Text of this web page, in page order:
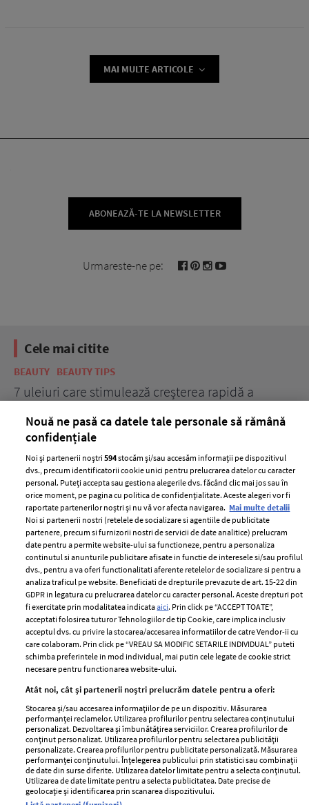
MAI MULTE ARTICOLE
ABONEAZĂ-TE LA NEWSLETTER
Urmareste-ne pe:
Cele mai citite
BEAUTY BEAUTY TIPS
7 uleiuri care stimulează creșterea rapidă a
ELLE Style Awards
2024
Despre ELLE
Romania
Contact
Abonamente
Termeni si conditii
Politica de
confidențialitate
Politica de cookies
Publicitate
GSP
Unica
Baby
Retete
femei
Viva
Avantaje
Retete practice
Pariază responsabil! Decizia ONJN nr. 821/25.09.2025.
Nouă ne pasă ca datele tale personale să rămână
confidențiale
Noi și partenerii noștri594stocăm și/sau accesăm informații pe dispozitivul
dvs., precum identificatorii cookie unici pentru prelucrarea datelor cu caracter
personal. Puteți accepta sau gestiona alegerile dvs. făcând clic mai jos sau în
orice moment, pe pagina cu politica de confidențialitate. Aceste alegeri vor fi
raportate partenerilor noștri și nu vă vor afecta navigarea. Mai multe detalii
Noi si partenerii nostri (retelele de socializare si agentiile de publicitate
partenere, precum si furnizorii nostri de servicii de date analitice) prelucram
date pentru a permite website-ului sa functioneze, pentru a personaliza
continutul si anunturile publicitare afisate in functie de interesele si/sau profilul
dvs., pentru a va oferi functionalitati aferente retelelor de socializare si pentru a
analiza traficul pe website. Beneficiati de drepturile prevazute de art. 15-22 din
GDPR in legatura cu prelucrarea datelor cu caracter personal. Aceste drepturi pot
fi exercitate prin modalitatea indicataaici. Prin click pe “ACCEPT TOATE”,
acceptati folosirea tuturor Tehnologiilor de tip Cookie, care implica inclusiv
acceptul dvs. cu privire la stocarea/accesarea informatiilor de catre Vendor-ii cu
care colaboram. Prin click pe “VREAU SA MODIFIC SETARILE INDIVIDUAL” puteti
schimba preferintele in mod individual, mai putin cele legate de cookie strict
necesare pentru functionarea website-ului.
Atât noi, cât și partenerii noștri prelucrăm datele pentru a oferi:
Stocarea și/sau accesarea informațiilor de pe un dispozitiv. Măsurarea
performanței reclamelor. Utilizarea profilurilor pentru selectarea conținutului
personalizat. Dezvoltarea și îmbunătățirea serviciilor. Crearea profilurilor de
conținut personalizat. Utilizarea profilurilor pentru selectarea publicității
personalizate. Crearea profilurilor pentru publicitate personalizată. Măsurarea
performanței conținutului. Înțelegerea publicului prin statistici sau combinații
de date din surse diferite. Utilizarea datelor limitate pentru a selecta conținutul.
Utilizarea de date limitate pentru a selecta publicitatea. Date precise de
geolocație și identificarea prin scanarea dispozitivului.